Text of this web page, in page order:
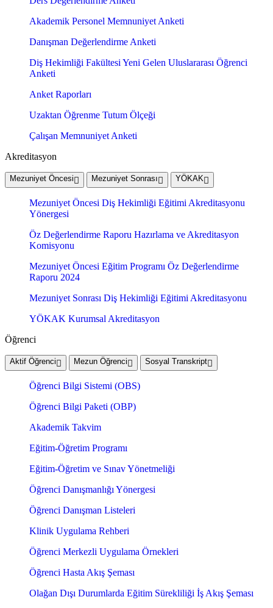
Akademik Personel Memnuniyet Anketi
Danışman Değerlendirme Anketi
Diş Hekimliği Fakültesi Yeni Gelen Uluslararası Öğrenci
Anketi
Anket Raporları
Uzaktan Öğrenme Tutum Ölçeği
Çalışan Memnuniyet Anketi
Akreditasyon
Mezuniyet Öncesi Mezuniyet Sonrası YÖKAK
Mezuniyet Öncesi Diş Hekimliği Eğitimi Akreditasyonu
Yönergesi
Öz Değerlendirme Raporu Hazırlama ve Akreditasyon
Komisyonu
Mezuniyet Öncesi Eğitim Programı Öz Değerlendirme
Raporu 2024
Mezuniyet Sonrası Diş Hekimliği Eğitimi Akreditasyonu
YÖKAK Kurumsal Akreditasyon
Öğrenci
Aktif Öğrenci Mezun Öğrenci Sosyal Transkript
Öğrenci Bilgi Sistemi (OBS)
Öğrenci Bilgi Paketi (OBP)
Akademik Takvim
Eğitim-Öğretim Programı
Eğitim-Öğretim ve Sınav Yönetmeliği
Öğrenci Danışmanlığı Yönergesi
Öğrenci Danışman Listeleri
Klinik Uygulama Rehberi
Öğrenci Merkezli Uygulama Örnekleri
Öğrenci Hasta Akış Şeması
Olağan Dışı Durumlarda Eğitim Sürekliliği İş Akış Şeması